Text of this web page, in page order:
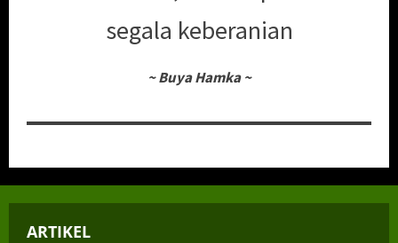
segala keberanian
~ Buya Hamka ~
ARTIKEL